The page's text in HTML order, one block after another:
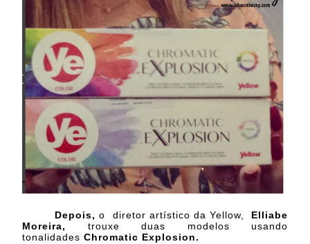
Depois,o diretor artístico da Yellow,
Elliabe
Moreira,
trouxe duas modelos usando
tonalidades Chromatic Explosion.